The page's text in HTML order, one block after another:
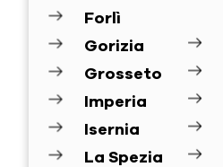
Forlì
Gorizia
Grosseto
Imperia
Isernia
La Spezia